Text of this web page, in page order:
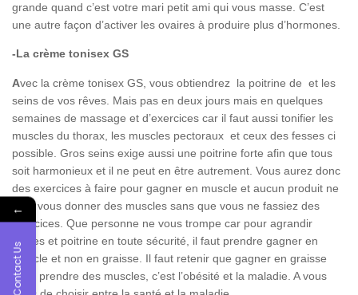
grande quand c’est votre mari petit ami qui vous masse. C’est
une autre façon d’activer les ovaires à produire plus d’hormones.
-La crème tonisex GS
Avec la crème tonisex GS, vous obtiendrez la poitrine de et les
seins de vos rêves. Mais pas en deux jours mais en quelques
semaines de massage et d’exercices car il faut aussi tonifier les
muscles du thorax, les muscles pectoraux et ceux des fesses ci
possible. Gros seins exige aussi une poitrine forte afin que tous
soit harmonieux et il ne peut en être autrement. Vous aurez donc
des exercices à faire pour gagner en muscle et aucun produit ne
peut vous donner des muscles sans que vous ne fassiez des
exercices. Que personne ne vous trompe car pour agrandir
fesses et poitrine en toute sécurité, il faut prendre gagner en
muscle et non en graisse. Il faut retenir que gagner en graisse
sans prendre des muscles, c’est l’obésité et la maladie. A vous
←
Contact Us